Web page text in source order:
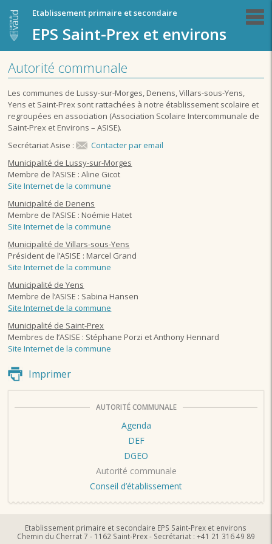
Etablissement primaire et secondaire
EPS Saint-Prex et environs
Autorité communale
Les communes de Lussy-sur-Morges, Denens, Villars-sous-Yens,
Yens et Saint-Prex sont rattachées à notre établissement scolaire et
regroupées en association (Association Scolaire Intercommunale de
Saint-Prex et Environs – ASISE).
Secrétariat Asise :
Contacter par email
Municipalité de Lussy-sur-Morges
Membre de l’ASISE : Aline Gicot
Site Internet de la commune
Municipalité de Denens
Membre de l’ASISE : Noémie Hatet
Site Internet de la commune
Municipalité de Villars-sous-Yens
Président de l’ASISE : Marcel Grand
Site Internet de la commune
Municipalité de Yens
Membre de l’ASISE : Sabina Hansen
Site Internet de la commune
Municipalité de Saint-Prex
Membres de l’ASISE : Stéphane Porzi et Anthony Hennard
Site Internet de la commune
Imprimer
AUTORITÉ COMMUNALE
Agenda
DEF
DGEO
Autorité communale
Conseil d’établissement
Etablissement primaire et secondaire EPS Saint-Prex et environs
Chemin du Cherrat 7 - 1162 Saint-Prex - Secrétariat : +41 21 316 49 89